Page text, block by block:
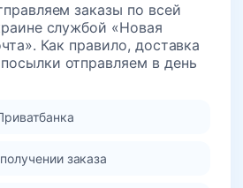
заказы по всей
службой «Новая
Как правило, доставка
отправляем в день
заказа